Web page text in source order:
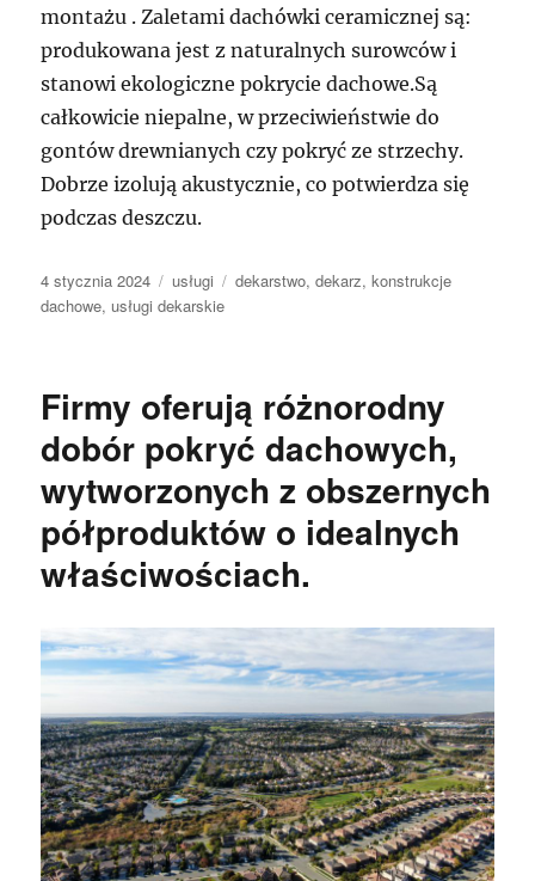
montażu . Zaletami dachówki ceramicznej są:
produkowana jest z naturalnych surowców i
stanowi ekologiczne pokrycie dachowe.Są
całkowicie niepalne, w przeciwieństwie do
gontów drewnianych czy pokryć ze strzechy.
Dobrze izolują akustycznie, co potwierdza się
podczas deszczu.
Data
publikacji
4 stycznia 2024 Kategorie
usługi Tagi
dekarstwo,dekarz,konstrukcje
dachowe, usługi dekarskie
Firmy oferują różnorodny
dobór pokryć dachowych,
wytworzonych z obszernych
półproduktów o idealnych
właściwościach.